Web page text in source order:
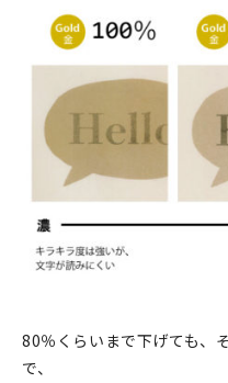
80％くらいまで下げても、
で、